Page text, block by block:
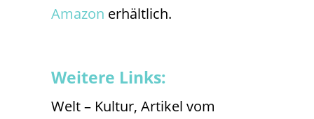
Amazon erhältlich.
Weitere Links:
Welt – Kultur, Artikel vom